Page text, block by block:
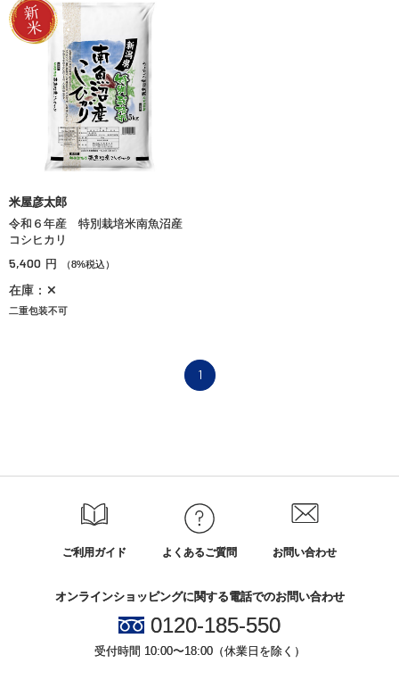
米屋彦太郎
令和６年産 特別栽培米南魚沼産
コシヒカリ
5,400 円 （8%税込）
在庫：✕
二重包装不可
1
ご利用ガイド よくあるご質問 お問い合わせ
オンラインショッピングに関する電話でのお問い合わせ
0120-185-550
受付時間 10:00〜18:00（休業日を除く）